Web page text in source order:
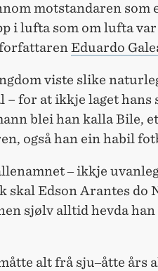
motstandaren som
i lufta som om lufta
Eduardo
viste slike
– for at ikkje laget hans
blei han kalla Bile,
også han ein habil
‒ ikkje
skal Edson Arantes do
sjølv alltid hevda
alt frå sju‒åtte års